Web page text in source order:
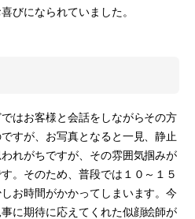
びになられていました。
はお客様と会話をしながらその方
すが、お写真となると一見、静止
れがちですが、その雰囲気掴みが
。そのため、普段では１０～１５
お時間がかかってしまいます。今
に期待に応えてくれた似顔絵師が